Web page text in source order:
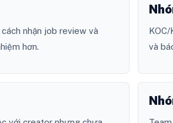
nhận job review và
hơn.
và